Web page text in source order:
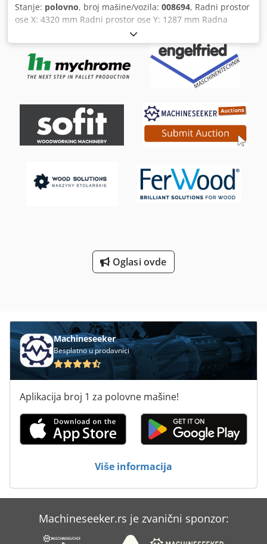
Stanje: polovno, broj mašine/vozila: 008694, Radni prostor
ose X: 4320 mm Radni prostor ose Y: 1287 mm Radna
površina: sa vakuumskim nosačima Dcedpfxjzqz Nxs Ahhek
Snaga glavnog vretena: 11 kW Broj kontrolisanih osa: 5 osa
Broj bušnih vretena: 16 Broj mesta za alat: 31
Oglasi ovde
Machineseeker
Besplatno u prodavnici
Aplikacija broj 1 za polovne mašine!
Više informacija
Machineseeker.rs je zvanični sponzor: